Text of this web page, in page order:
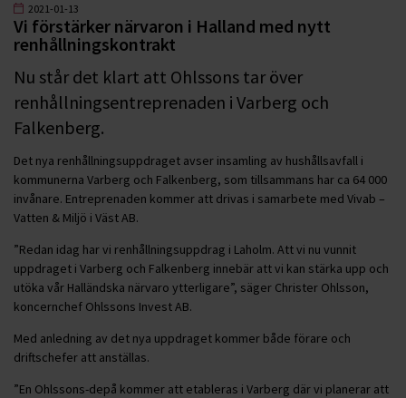
2021-01-13
Vi förstärker närvaron i Halland med nytt
renhållningskontrakt
Nu står det klart att Ohlssons tar över
renhållningsentreprenaden i Varberg och
Falkenberg.
Det nya renhållningsuppdraget avser insamling av hushållsavfall i
kommunerna Varberg och Falkenberg, som tillsammans har ca 64 000
invånare. Entreprenaden kommer att drivas i samarbete med Vivab –
Vatten & Miljö i Väst AB.
”Redan idag har vi renhållningsuppdrag i Laholm. Att vi nu vunnit
uppdraget i Varberg och Falkenberg innebär att vi kan stärka upp och
utöka vår Halländska närvaro ytterligare”, säger Christer Ohlsson,
koncernchef Ohlssons Invest AB.
Med anledning av det nya uppdraget kommer både förare och
driftschefer att anställas.
”En Ohlssons-depå kommer att etableras i Varberg där vi planerar att